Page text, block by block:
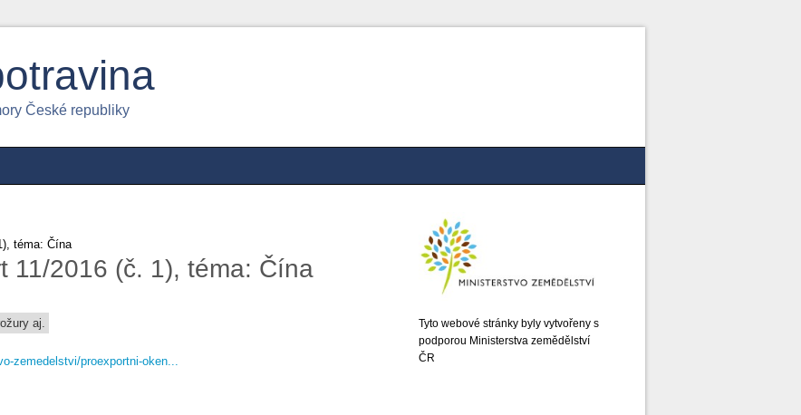
České republiky
téma: Čína
11/2016 (č. 1), téma: Čína
aj.
zemedelstvi/proexportni-oken...
Tyto webové stránky byly vytvořeny s
podporou Ministerstva zemědělství
ČR